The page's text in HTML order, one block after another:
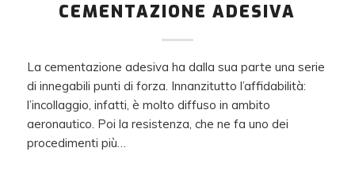
CEMENTAZIONE ADESIVA
La cementazione adesiva ha dalla sua parte una serie
di innegabili punti di forza. Innanzitutto l’affidabilità:
l’incollaggio, infatti, è molto diffuso in ambito
aeronautico. Poi la resistenza, che ne fa uno dei
procedimenti più…